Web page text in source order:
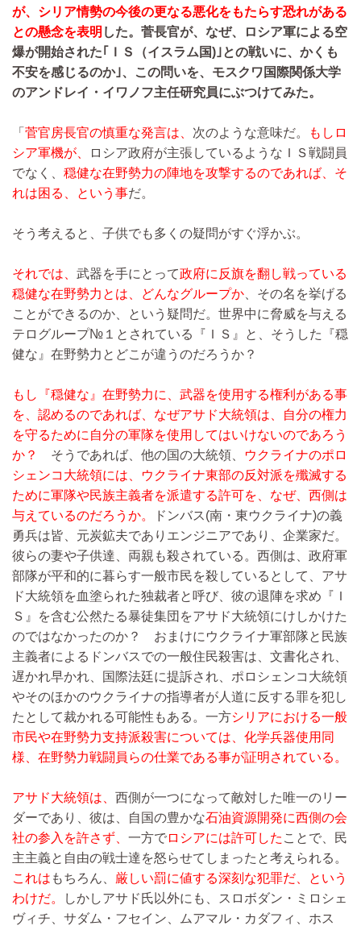
が、シリア情勢の今後の更なる悪化をもたらす恐れがある
との懸念を表明 した。菅長官が、なぜ、ロシア軍による空
爆が開始された｢ＩＳ（イスラム国)｣との戦いに、かくも
不安を感じるのか｣、この問いを、モスクワ国際関係大学
のアンドレイ・イワノフ主任研究員にぶつけてみた。
「 菅官房長官の慎重な発言は、 次のような意味だ。
もしロ
シア軍機が、
ロシア政府が主張しているようなＩＳ戦闘員
でなく、 穏健な在野勢力の陣地を攻撃するのであれば、そ
れは困る、という事だ。
そう考えると、子供でも多くの疑問がすぐ浮かぶ。
それでは、 武器を手にとって政府に反旗を翻し戦っている
穏健な在野勢力とは、どんなグループか 、その名を挙げる
ことができるのか、という疑問だ。世界中に脅威を与える
テログループ№１とされている『ＩＳ』と、そうした『穏
健な』在野勢力とどこが違うのだろうか？
もし『穏健な』在野勢力に、武器を使用する権利がある事
を、認めるのであれば、なぜアサド大統領は、自分の権力
を守るために自分の軍隊を使用してはいけないのであろう
か？
そうであれば、他の国の大統領、
ウクライナのポロ
シェンコ大統領には、ウクライナ東部の反対派を殲滅する
ために軍隊や民族主義者を派遣する許可を、なぜ、西側は
与えているのだろうか。
ドンバス(南・東ウクライナ)の義
勇兵は皆、元炭鉱夫でありエンジニアであり、企業家だ。
彼らの妻や子供達、両親も殺されている。西側は、政府軍
部隊が平和的に暮らす一般市民を殺しているとして、アサ
ド大統領を血塗られた独裁者と呼び、彼の退陣を求め『Ｉ
Ｓ』を含む公然たる暴徒集団をアサド大統領にけしかけた
のではなかったのか？ おまけにウクライナ軍部隊と民族
主義者によるドンバスでの一般住民殺害は、文書化され、
遅かれ早かれ、国際法廷に提訴され、ポロシェンコ大統領
やそのほかのウクライナの指導者が人道に反する罪を犯し
たとして裁かれる可能性もある。一方シリアにおける一般
市民や在野勢力支持派殺害については、化学兵器使用同
様、在野勢力戦闘員らの仕業である事が証明されている。
アサド大統領は、 西側が一つになって敵対した唯一のリー
ダーであり、彼は、自国の豊かな石油資源開発に西側の会
社の参入を許さず、 一方でロシアには許可した ことで、民
主主義と自由の戦士達を怒らせてしまったと考えられる。
これは もちろん、 厳しい罰に値する深刻な犯罪だ、という
わけだ。
しかしアサド氏以外にも、スロボダン・ミロシェ
ヴィチ、サダム・フセイン、ムアマル・カダフィ、ホス